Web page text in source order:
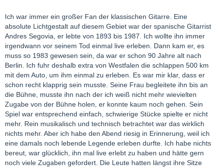
Ich war immer ein großer Fan der klassischen Gitarre. Eine
absolute Lichtgestalt auf diesem Gebiet war der spanische Gitarrist
Andres Segovia, er lebte von 1893 bis 1987. Ich wollte ihn immer
irgendwann vor seinem Tod einmal live erleben. Dann kam er, es
muss so 1983 gewesen sein, da war er schon 90 Jahre alt nach
Berlin. Ich fuhr deshalb extra von Westfalen die schlappen 500 km
mit dem Auto, um ihm einmal zu erleben. Es war mir klar, dass er
schon recht klapprig sein musste. Seine Frau begleitete ihn bis an
die Bühne, musste ihn nach der ich weiß nicht mehr wievielten
Zugabe von der Bühne holen, er konnte kaum noch gehen. Sein
Spiel war entsprechend einfach, schwierige Stücke spielte er nicht
mehr. Rein musikalisch und technisch betrachtet war das wirklich
nichts mehr. Aber ich habe den Abend riesig in Erinnerung, weil ich
eine damals noch lebende Legende erleben durfte. Ich habe nichts
bereut, war glücklich, ihn mal live erlebt zu haben und hätte gern
noch viele Zugaben gefordert. Die Leute hatten längst ihre Sitze